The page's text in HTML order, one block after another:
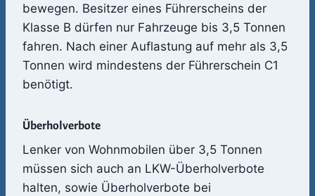
bewegen. Besitzer eines Führerscheins der
Klasse B dürfen nur Fahrzeuge bis 3,5 Tonnen
fahren. Nach einer Auflastung auf mehr als 3,5
Tonnen wird mindestens der Führerschein C1
benötigt.
Überholverbote
Lenker von Wohnmobilen über 3,5 Tonnen
müssen sich auch an LKW-Überholverbote
halten, sowie Überholverbote bei